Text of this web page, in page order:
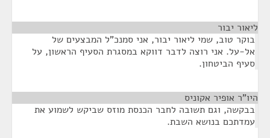
ליאור יבור
בוקר טוב, שמי ליאור יבור, אני סמנכ"ל המבצעים של
אל-על. אני רוצה לדבר דווקא במסגרת הסעיף הראשון, על
סעיף הביטחון.
היו"ר אופיר אקוניס
בבקשה, וגם תשובה לחבר הכנסת מוזס שביקש לשמוע את
עמדתכם בנושא השבת.